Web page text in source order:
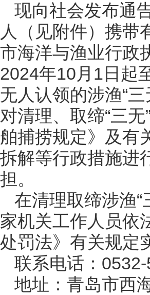
现向社会发布通
人（见附件）携带
市海洋与渔业行政
2024年10月1日起
无人认领的涉渔“
对清理、取缔“三
舶捕捞规定》及有
拆解等行政措施进
担。
在清理取缔涉渔
家机关工作人员依
处罚法》有关规定
联系电话：
地址：青岛市西